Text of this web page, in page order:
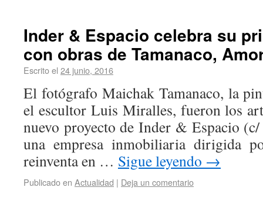
Inder & Espacio celebra su
con obras de Tamanaco,
Escrito el 24 junio, 2016
El fotógrafo Maichak Tamanaco, la
el escultor Luis Miralles, fueron los
nuevo proyecto de Inder & Espacio
una empresa inmobiliaria dirigida
reinventa en … Sigue leyendo →
Publicado en Actualidad | Deja un comentario